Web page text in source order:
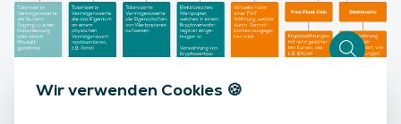
Wir verwenden Cookies 🍪